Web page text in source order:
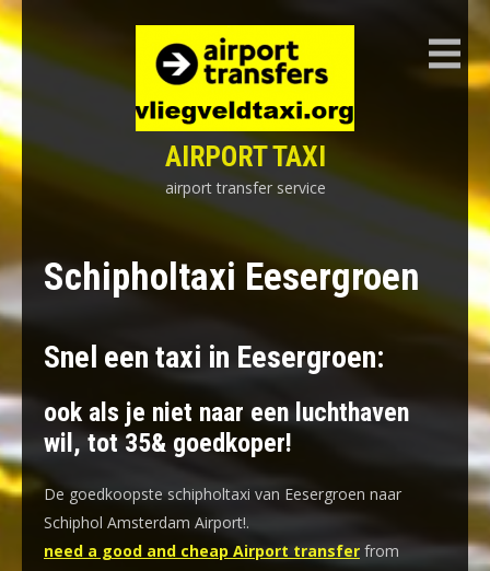
Skip
to
content
AIRPORT TAXI
airport transfer service
Schipholtaxi Eesergroen
Snel een taxi in Eesergroen:
ook als je niet naar een luchthaven
wil, tot 35& goedkoper!
De goedkoopste schipholtaxi van Eesergroen naar
Schiphol Amsterdam Airport!.
need a good and cheap Airport transfer from